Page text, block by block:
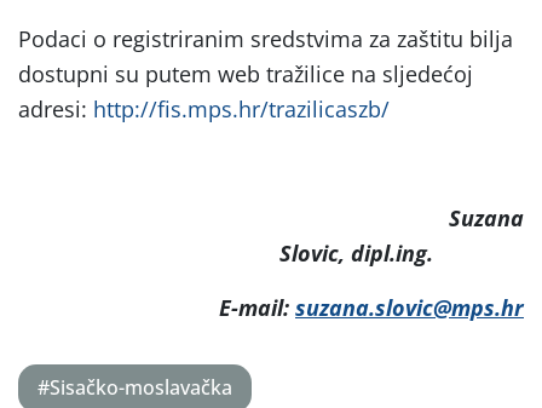
Podaci o registriranim sredstvima za zaštitu bilja
dostupni su putem web tražilice na sljedećoj
adresi: http://fis.mps.hr/trazilicaszb/
Suzana
Slovic, dipl.ing.
E-mail: suzana.slovic@mps.hr
#Sisačko-moslavačka